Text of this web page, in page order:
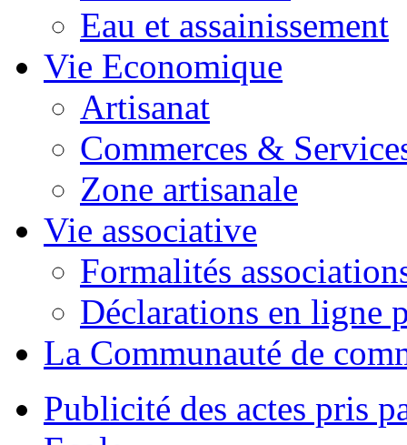
Eau et assainissement
Vie Economique
Artisanat
Commerces &
Zone artisanale
Vie associative
Formalités
Déclarations en ligne
La Communauté de
Publicité des actes pris